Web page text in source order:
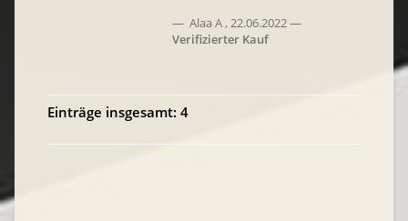
Alaa A, 22.06.2022
Verifizierter Kauf
Einträge insgesamt: 4